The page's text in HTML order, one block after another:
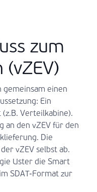
zum
gemeinsam einen
Ein
Verteilkabine).
an den vZEV für den
Die
vZEV selbst ab.
Uster die Smart
SDAT-Format zur